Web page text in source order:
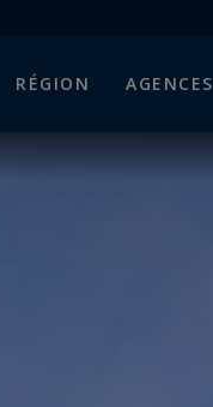
RÉGION AGENCES